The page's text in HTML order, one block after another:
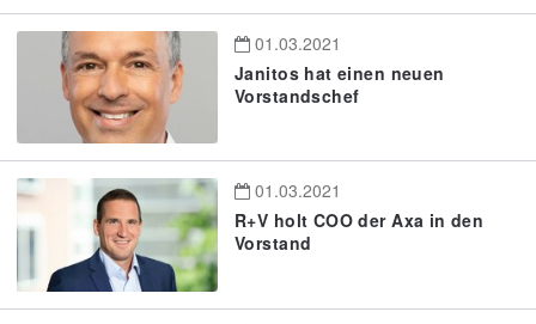
01.03.2021
Janitos hat einen neuen
Vorstandschef
01.03.2021
R+V holt COO der Axa in den
Vorstand